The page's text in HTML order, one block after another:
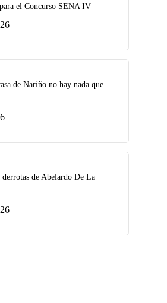
el Concurso SENA IV
de Nariño no hay nada que
de Abelardo De La